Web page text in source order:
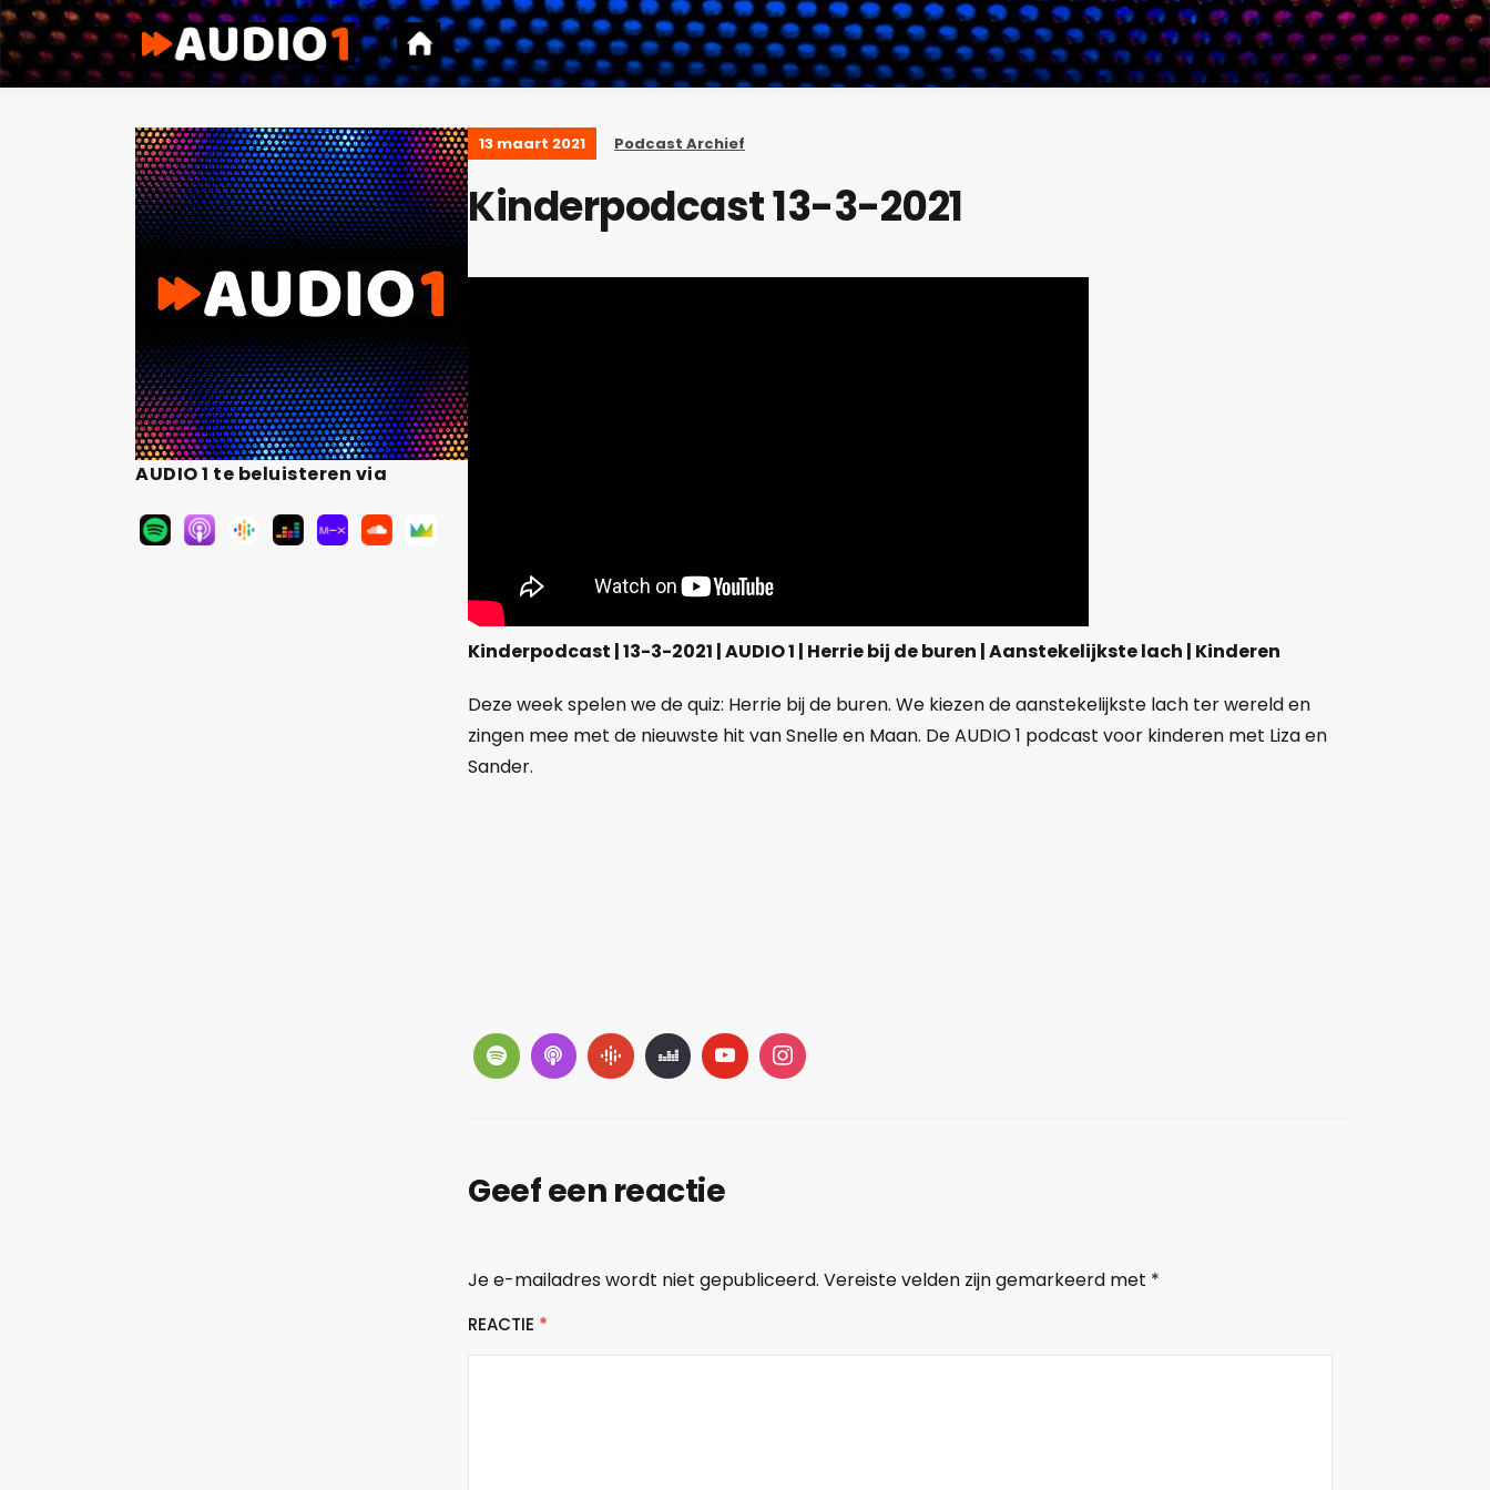
13 maart 2021 Podcast Archief
Kinderpodcast 13-3-2021
Kinderpodcast | 13-3-2021 | AUDIO 1 | Herrie bij de buren | Aanstekelijkste lach | Kinderen
Deze week spelen we de quiz: Herrie bij de buren. We kiezen de aanstekelijkste lach ter wereld en
zingen mee met de nieuwste hit van Snelle en Maan. De AUDIO 1 podcast voor kinderen met Liza en
Sander.
Geef een reactie
Je e-mailadres wordt niet gepubliceerd. Vereiste velden zijn gemarkeerd met *
REACTIE *
AUDIO 1 te beluisteren via